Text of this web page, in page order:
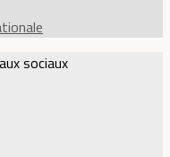
sociaux